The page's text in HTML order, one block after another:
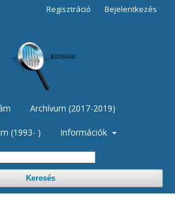
Archívum (2017-2019)
(1993- ) Információk
Keresés
Regisztráció Bejelentkezés